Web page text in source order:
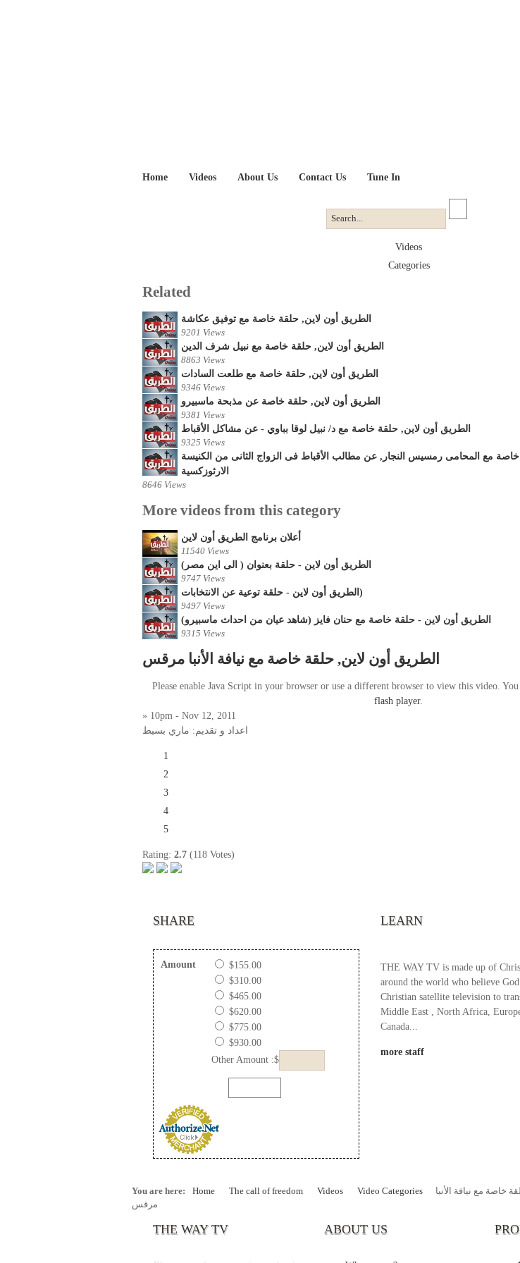
Home Videos About Us Contact Us Tune In
Videos
Categories
Related
الطريق أون لاين, حلقة خاصة مع توفيق عكاشة
9201 Views
الطريق أون لاين, حلقة خاصة مع نبيل شرف الدين
8863 Views
الطريق أون لاين, حلقة خاصة مع طلعت السادات
9346 Views
الطريق أون لاين, حلقة خاصة عن مذبحة ماسبيرو
9381 Views
الطريق أون لاين, حلقة خاصة مع د/ نبيل لوقا بباوي - عن مشاكل الأقباط
9325 Views
خاصة مع المحامى رمسيس النجار, عن مطالب الأقباط فى الزواج الثانى من الكنيسة
الارثوزكسية
8646 Views
More videos from this category
أعلان برنامج الطريق أون لاين
11540 Views
الطريق أون لاين - حلقة بعنوان ( الى اين مصر)
9747 Views
الطريق أون لاين - حلقة توعية عن الانتخابات)
9497 Views
الطريق أون لاين - حلقة خاصة مع حنان فايز (شاهد عيان من احداث ماسبيرو)
9315 Views
الطريق أون لاين, حلقة خاصة مع نيافة الأنبا مرقس
Please enable Java Script in your browser or use a different browser to view this video.
flash player.
» 10pm - Nov 12, 2011
اعداد و تقديم: ماري بسيط
1
2
3
4
5
Rating: 2.7 (118 Votes)
SHARE
Amount
$155.00
$310.00
$465.00
$620.00
$775.00
$930.00
Other Amount :$
LEARN
THE WAY TV is made up of
around the world who believe God
Christian satellite television to
Middle East , North Africa,
Canada...
more staff
You are here: Home The call of freedom Videos Video Categories
خاصة مع نيافة الأنبا
مرقس
THE WAY TV ABOUT US